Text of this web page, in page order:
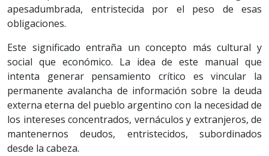
apesadumbrada, entristecida por el peso de esas
obligaciones.
Este significado entraña un concepto más cultural y
social que económico. La idea de este manual que
intenta generar pensamiento crítico es vincular la
permanente avalancha de información sobre la deuda
externa eterna del pueblo argentino con la necesidad de
los intereses concentrados, vernáculos y extranjeros, de
mantenernos deudos, entristecidos, subordinados
desde la cabeza.